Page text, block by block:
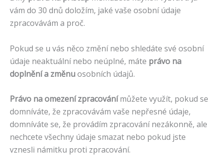
vám do 30 dnů doložím, jaké vaše osobní údaje
zpracovávám a proč.
Pokud se u vás něco změní nebo shledáte své osobní
údaje neaktuální nebo neúplné, máte právo na
doplnění a změnuosobních údajů.
Právo na omezení zpracovánímůžete využít, pokud se
domníváte, že zpracovávám vaše nepřesné údaje,
domníváte se, že provádím zpracování nezákonně, ale
nechcete všechny údaje smazat nebo pokud jste
vznesli námitku proti zpracování.